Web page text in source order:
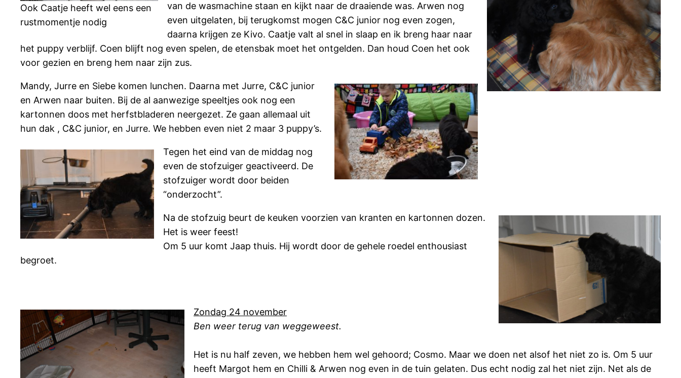
Ook Caatje heeft wel eens een
rustmomentje nodig
van de wasmachine staan en kijkt naar de draaiende was. Arwen nog
even uitgelaten, bij terugkomst mogen C&C junior nog even zogen,
daarna krijgen ze Kivo. Caatje valt al snel in slaap en ik breng haar naar
het puppy verblijf. Coen blijft nog even spelen, de etensbak moet het ontgelden. Dan houd Coen het ook
voor gezien en breng hem naar zijn zus.
Mandy, Jurre en Siebe komen lunchen. Daarna met Jurre, C&C junior
en Arwen naar buiten. Bij de al aanwezige speeltjes ook nog een
kartonnen doos met herfstbladeren neergezet. Ze gaan allemaal uit
hun dak , C&C junior, en Jurre. We hebben even niet 2 maar 3 puppy’s.
Tegen het eind van de middag nog
even de stofzuiger geactiveerd. De
stofzuiger wordt door beiden
“onderzocht”.
Na de stofzuig beurt de keuken voorzien van kranten en kartonnen dozen.
Het is weer feest!
Om 5 uur komt Jaap thuis. Hij wordt door de gehele roedel enthousiast
begroet.
Zondag 24 november
Ben weer terug van weggeweest.
Het is nu half zeven, we hebben hem wel gehoord; Cosmo. Maar we doen net alsof het niet zo is. Om 5 uur
heeft Margot hem en Chilli & Arwen nog even in de tuin gelaten. Dus echt nodig zal het niet zijn. Net als de